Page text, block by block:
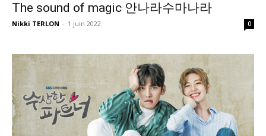
The sound of magic 안나라수마나라
Nikki TERLON - 1 juin 2022 0